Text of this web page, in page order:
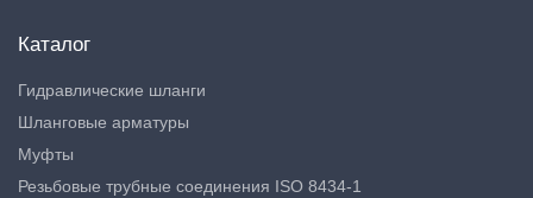
Каталог
Гидравлические шланги
Шланговые арматуры
Муфты
Резьбовые трубные соединения ISO 8434-1